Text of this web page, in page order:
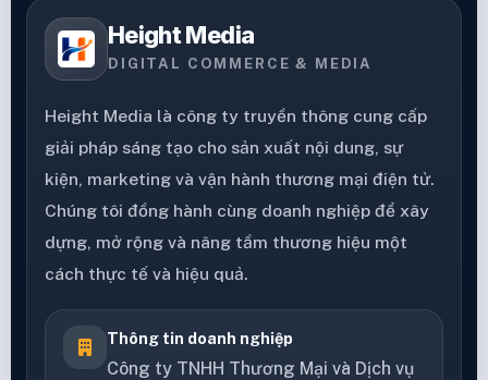
Height Media
DIGITAL COMMERCE & MEDIA
Height Media là công ty truyền thông cung cấp
giải pháp sáng tạo cho sản xuất nội dung, sự
kiện, marketing và vận hành thương mại điện tử.
Chúng tôi đồng hành cùng doanh nghiệp để xây
dựng, mở rộng và nâng tầm thương hiệu một
cách thực tế và hiệu quả.
Thông tin doanh nghiệp
Công ty TNHH Thương Mại và Dịch vụ